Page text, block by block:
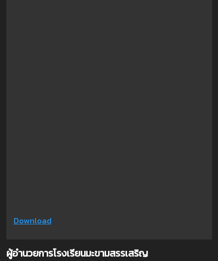
Download
ผู้อำนวยการโรงเรียนมะขามสรรเสริญ